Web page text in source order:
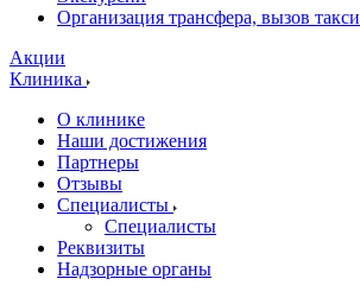
Организация трансфера, вызов такси
Акции
Клиника
О клинике
Наши достижения
Партнеры
Отзывы
Специалисты
Специалисты
Реквизиты
Надзорные органы